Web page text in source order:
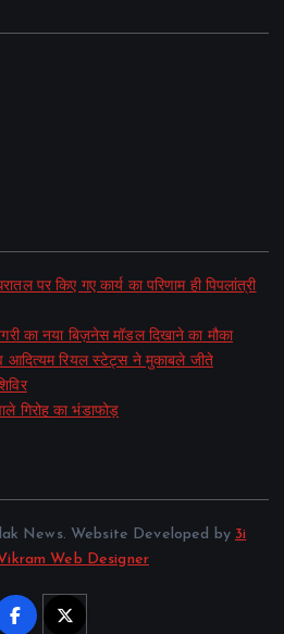
पर किए गए कार्य का परिणाम ही पिपलांत्री
का नया बिज़नेस मॉडल दिखाने का मौका
आदित्यम रियल स्टेट्स ने मुकाबले जीते
गिरोह का भंडाफोड़
News. Website Developed by 3i
Web Designer